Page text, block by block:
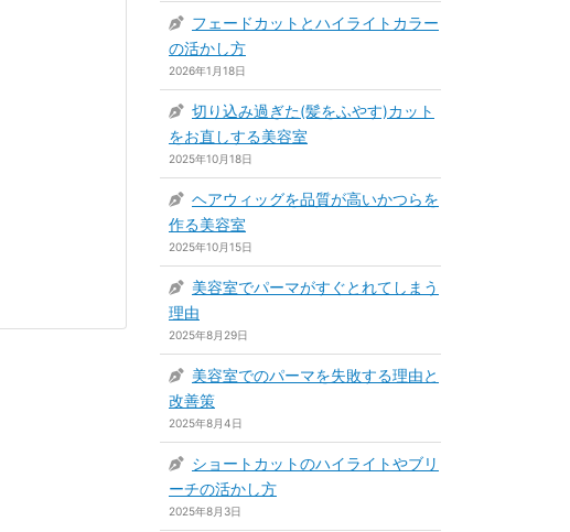
フェードカットとハイライトカラー
の活かし方
2026年1月18日
切り込み過ぎた(髪をふやす)カット
をお直しする美容室
2025年10月18日
ヘアウィッグを品質が高いかつらを
作る美容室
2025年10月15日
美容室でパーマがすぐとれてしまう
理由
2025年8月29日
美容室でのパーマを失敗する理由と
改善策
2025年8月4日
ショートカットのハイライトやブリ
ーチの活かし方
2025年8月3日